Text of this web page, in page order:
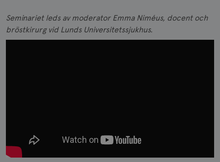
Seminariet leds av moderator Emma Niméus, docent och
bröstkirurg vid Lunds Universitetssjukhus.